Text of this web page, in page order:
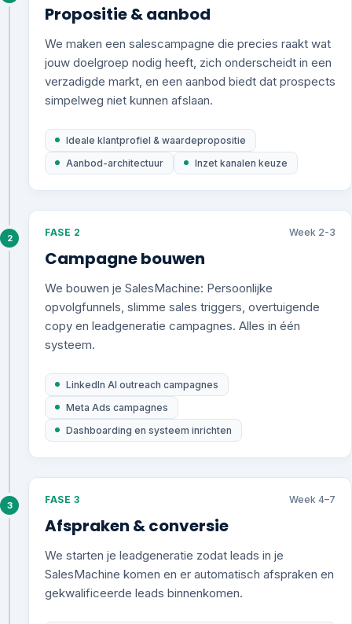
Propositie & aanbod
We maken een salescampagne die precies raakt wat
jouw doelgroep nodig heeft, zich onderscheidt in een
verzadigde markt, en een aanbod biedt dat prospects
simpelweg niet kunnen afslaan.
Ideale klantprofiel & waardepropositie
Aanbod-architectuur
Inzet kanalen keuze
2 FASE 2 Week 2-3
Campagne bouwen
We bouwen je SalesMachine: Persoonlijke
opvolgfunnels, slimme sales triggers, overtuigende
copy en leadgeneratie campagnes. Alles in één
systeem.
LinkedIn AI outreach campagnes
Meta Ads campagnes
Dashboarding en systeem inrichten
3 FASE 3 Week 4–7
Afspraken & conversie
We starten je leadgeneratie zodat leads in je
SalesMachine komen en er automatisch afspraken en
gekwalificeerde leads binnenkomen.